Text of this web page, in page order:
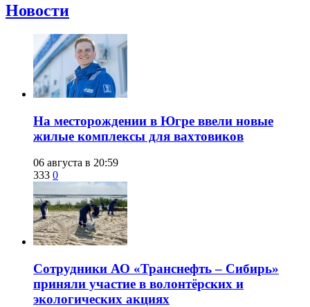
Новости
​На месторождении в Югре ввели новые
жилые комплексы для вахтовиков
06 августа в 20:59
333 0
Сотрудники АО «Транснефть – Сибирь»
приняли участие в волонтёрских и
экологических акциях